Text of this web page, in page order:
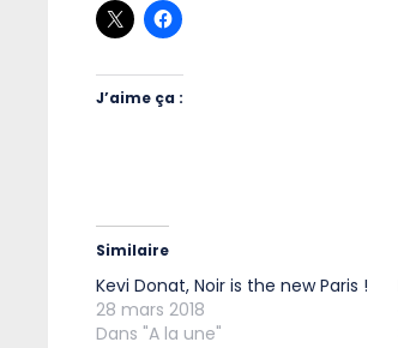
J’aime ça :
Similaire
Kevi Donat, Noir is the new Paris !
28 mars 2018
Dans "A la une"